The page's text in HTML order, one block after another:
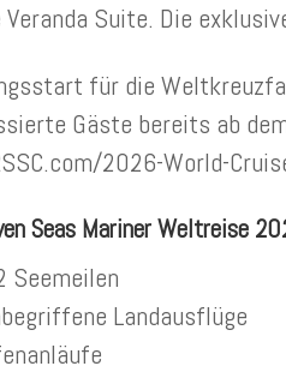
Veranda Suite. Die
für die
Gäste bereits ab
2026-World-
Seas Mariner Weltreise
Seemeilen
Landausflüge